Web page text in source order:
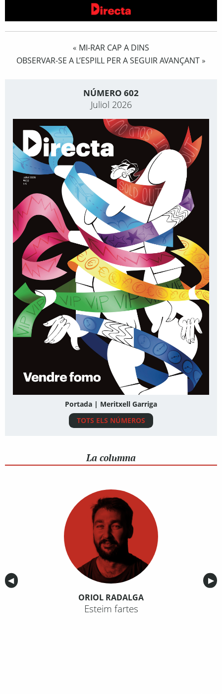
« MI-RAR CAP A DINS
OBSERVAR-SE A L’ESPILL PER A SEGUIR AVANÇANT »
NÚMERO 602
Juliol 2026
Portada | Meritxell Garriga
TOTS ELS NÚMEROS
La columna
Anterior
◀︎ ▶︎
ORIOL RADALGA
Esteim fartes